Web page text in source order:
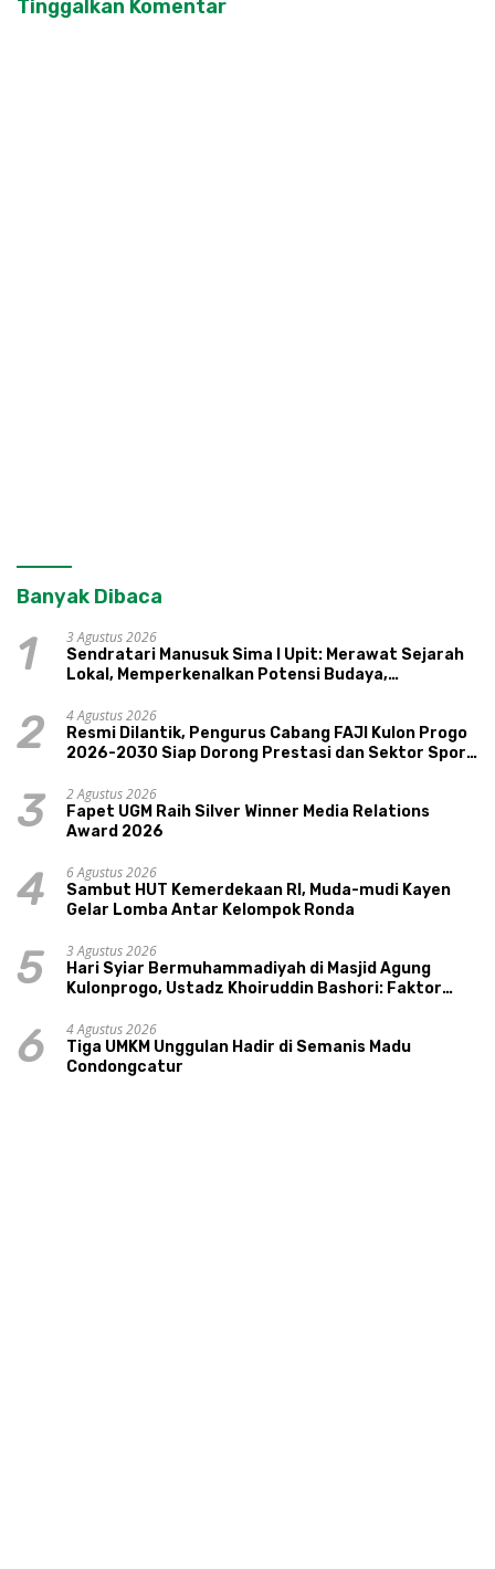
Tinggalkan Komentar
Banyak Dibaca
1
3 Agustus 2026
Sendratari Manusuk Sima I Upit: Merawat Sejarah
Lokal, Memperkenalkan Potensi Budaya,
2
4 Agustus 2026
Resmi Dilantik, Pengurus Cabang FAJI Kulon Progo
2026-2030 Siap Dorong Prestasi dan Sektor Sport
3
2 Agustus 2026
Fapet UGM Raih Silver Winner Media Relations
Award 2026
4
6 Agustus 2026
Sambut HUT Kemerdekaan RI, Muda-mudi Kayen
Gelar Lomba Antar Kelompok Ronda
5
3 Agustus 2026
Hari Syiar Bermuhammadiyah di Masjid Agung
Kulonprogo, Ustadz Khoiruddin Bashori: Faktor
6
4 Agustus 2026
Tiga UMKM Unggulan Hadir di Semanis Madu
Condongcatur